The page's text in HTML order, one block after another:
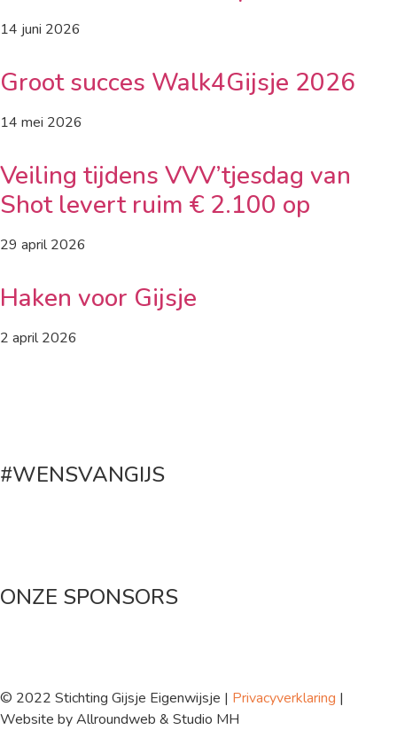
14 juni 2026
Groot succes Walk4Gijsje 2026
14 mei 2026
Veiling tijdens VVV’tjesdag van
Shot levert ruim € 2.100 op
29 april 2026
Haken voor Gijsje
2 april 2026
#WENSVANGIJS
ONZE SPONSORS
© 2022 Stichting Gijsje Eigenwijsje | Privacyverklaring |
Website by Allroundweb & Studio MH